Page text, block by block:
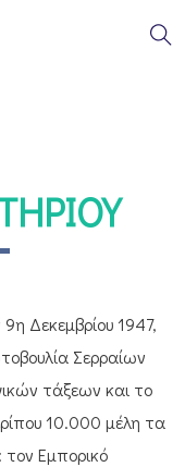
Δεκεμβρίου 1947,
Σερραίων
τάξεων και το
10.000 μέλη τα
τον Εμπορικό